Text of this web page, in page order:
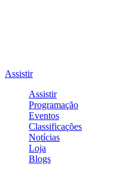
Assistir
Assistir
Programação
Eventos
Classificações
Notícias
Loja
Blogs